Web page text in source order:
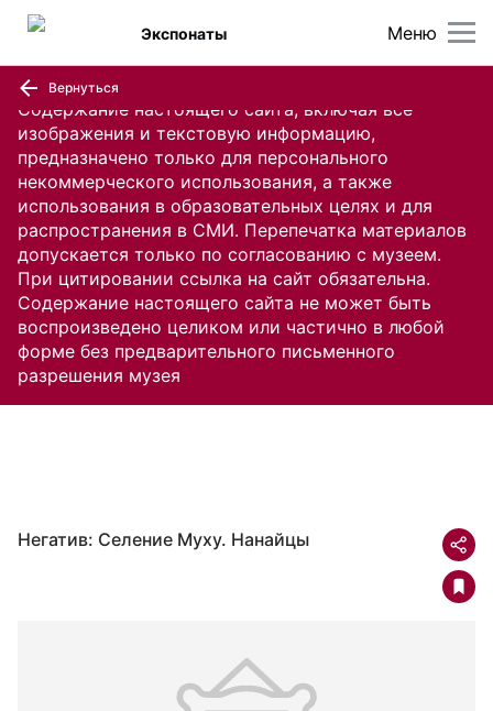
Содержание настоящего сайта, включая все
изображения и текстовую информацию,
предназначено только для персонального
некоммерческого использования, а также
использования в образовательных целях и для
распространения в СМИ. Перепечатка материалов
допускается только по согласованию с музеем.
При цитировании ссылка на сайт обязательна.
Содержание настоящего сайта не может быть
воспроизведено целиком или частично в любой
форме без предварительного письменного
разрешения музея
Меню
Экспонаты
Вернуться
Негатив: Селение Муху. Нанайцы